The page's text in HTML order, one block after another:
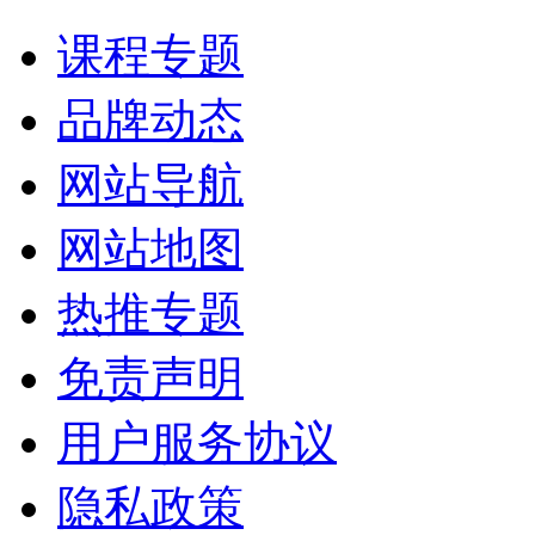
课程专题
品牌动态
网站导航
网站地图
热推专题
免责声明
用户服务协议
隐私政策